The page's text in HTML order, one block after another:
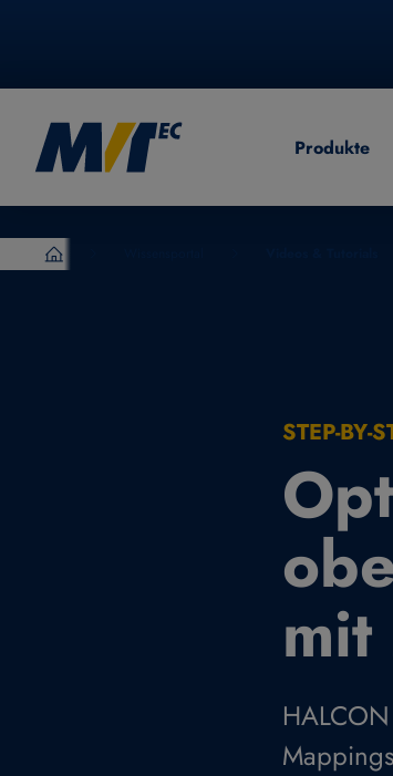
EnglishProdukte
MVTec Software – Experten der
STEP-BY-
mit